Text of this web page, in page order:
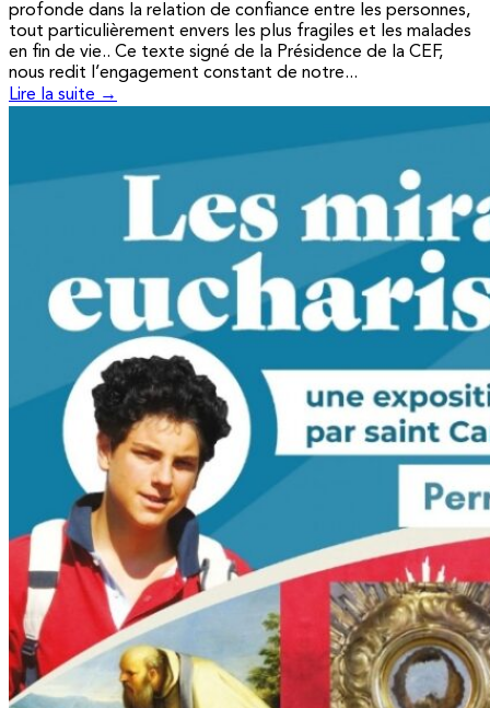
profonde dans la relation de confiance entre les personnes,
tout particulièrement envers les plus fragiles et les malades
en fin de vie.. Ce texte signé de la Présidence de la CEF,
nous redit l’engagement constant de notre...
Lire la suite →